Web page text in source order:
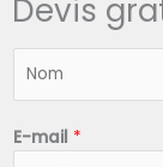
Devis
*
E-mail *